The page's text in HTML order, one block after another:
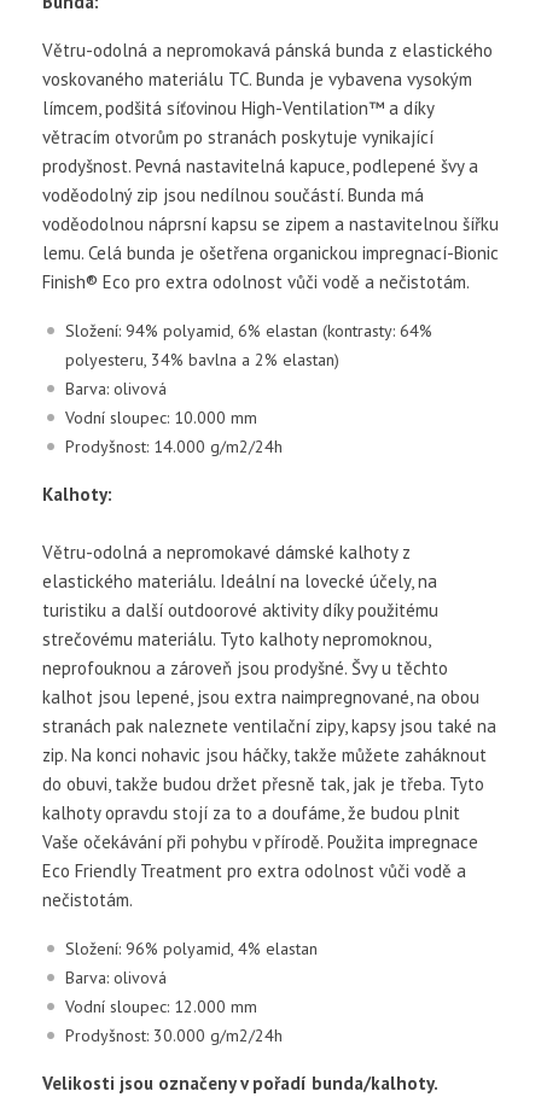
Větru-odolná a nepromokavá pánská bunda z elastického
voskovaného materiálu TC. Bunda je vybavena vysokým
límcem, podšitá síťovinou High-Ventilation™ a díky
větracím otvorům po stranách poskytuje vynikající
prodyšnost. Pevná nastavitelná kapuce, podlepené švy a
voděodolný zip jsou nedílnou součástí. Bunda má
voděodolnou náprsní kapsu se zipem a nastavitelnou šířku
lemu. Celá bunda je ošetřena organickou impregnací-Bionic
Finish® Eco pro extra odolnost vůči vodě a nečistotám.
Složení: 94% polyamid, 6% elastan (kontrasty: 64%
polyesteru, 34% bavlna a 2% elastan)
Barva: olivová
Vodní sloupec: 10.000 mm
Prodyšnost: 14.000 g/m2/24h
Kalhoty:
Větru-odolná a nepromokavé dámské kalhoty z
elastického materiálu. Ideální na lovecké účely, na
turistiku a další outdoorové aktivity díky použitému
strečovému materiálu. Tyto kalhoty nepromoknou,
neprofouknou a zároveň jsou prodyšné. Švy u těchto
kalhot jsou lepené, jsou extra naimpregnované, na obou
stranách pak naleznete ventilační zipy, kapsy jsou také na
zip. Na konci nohavic jsou háčky, takže můžete zaháknout
do obuvi, takže budou držet přesně tak, jak je třeba. Tyto
kalhoty opravdu stojí za to a doufáme, že budou plnit
Vaše očekávání při pohybu v přírodě. Použita impregnace
Eco Friendly Treatment pro extra odolnost vůči vodě a
nečistotám.
Složení: 96% polyamid, 4% elastan
Barva: olivová
Vodní sloupec: 12.000 mm
Prodyšnost: 30.000 g/m2/24h
Velikosti jsou označeny v pořadí bunda/kalhoty.